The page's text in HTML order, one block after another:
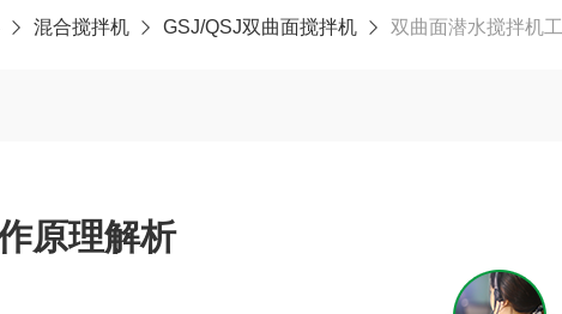
混合搅拌机 GSJ/QSJ双曲面搅拌机 双曲面潜水搅拌机
原理解析